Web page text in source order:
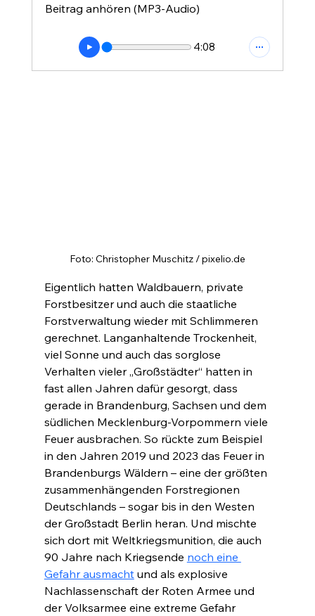
Beitrag anhören (MP3-Audio)
4:08
Foto: Christopher Muschitz / pixelio.de
Eigentlich hatten Waldbauern, private
Forstbesitzer und auch die staatliche
Forstverwaltung wieder mit Schlimmeren
gerechnet. Langanhaltende Trockenheit,
viel Sonne und auch das sorglose
Verhalten vieler „Großstädter“ hatten in
fast allen Jahren dafür gesorgt, dass
gerade in Brandenburg, Sachsen und dem
südlichen Mecklenburg-Vorpommern viele
Feuer ausbrachen. So rückte zum Beispiel
in den Jahren 2019 und 2023 das Feuer in
Brandenburgs Wäldern – eine der größten
zusammenhängenden Forstregionen
Deutschlands – sogar bis in den Westen
der Großstadt Berlin heran. Und mischte
sich dort mit Weltkriegsmunition, die auch
90 Jahre nach Kriegsende noch eine
Gefahr ausmacht und als explosive
Nachlassenschaft der Roten Armee und
der Volksarmee eine extreme Gefahr